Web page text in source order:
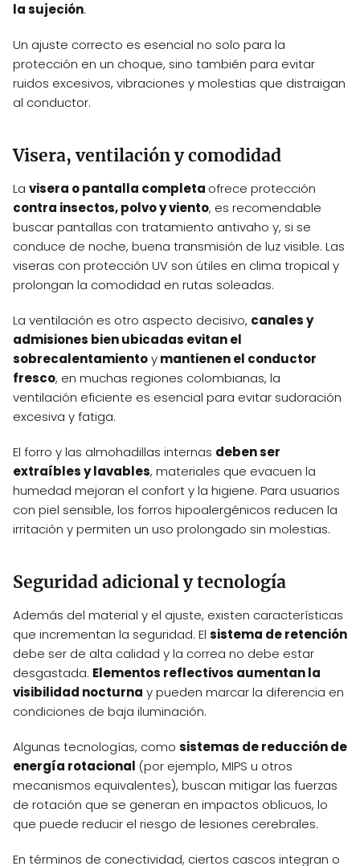
la sujeción.
Un ajuste correcto es esencial no solo para la
protección en un choque, sino también para evitar
ruidos excesivos, vibraciones y molestias que distraigan
al conductor.
Visera, ventilación y comodidad
La visera o pantalla completa ofrece protección
contra insectos, polvo y viento, es recomendable
buscar pantallas con tratamiento antivaho y, si se
conduce de noche, buena transmisión de luz visible. Las
viseras con protección UV son útiles en clima tropical y
prolongan la comodidad en rutas soleadas.
La ventilación es otro aspecto decisivo, canales y
admisiones bien ubicadas evitan el
sobrecalentamientoymantienen el conductor
fresco, en muchas regiones colombianas, la
ventilación eficiente es esencial para evitar sudoración
excesiva y fatiga.
El forro y las almohadillas internas deben ser
extraíbles y lavables, materiales que evacuen la
humedad mejoran el confort y la higiene. Para usuarios
con piel sensible, los forros hipoalergénicos reducen la
irritación y permiten un uso prolongado sin molestias.
Seguridad adicional y tecnología
Además del material y el ajuste, existen características
que incrementan la seguridad. El sistema de retención
debe ser de alta calidad y la correa no debe estar
desgastada. Elementos reflectivos aumentan la
visibilidad nocturna y pueden marcar la diferencia en
condiciones de baja iluminación.
Algunas tecnologías, como sistemas de reducción de
energía rotacional (por ejemplo, MIPS u otros
mecanismos equivalentes), buscan mitigar las fuerzas
de rotación que se generan en impactos oblicuos, lo
que puede reducir el riesgo de lesiones cerebrales.
En términos de conectividad, ciertos cascos integran o